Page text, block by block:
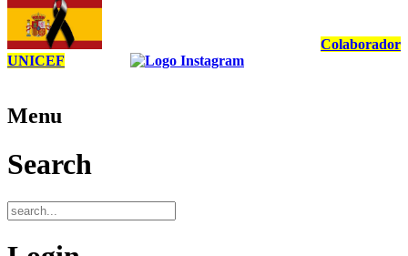
Colaborador
UNICEF
Menu
Search